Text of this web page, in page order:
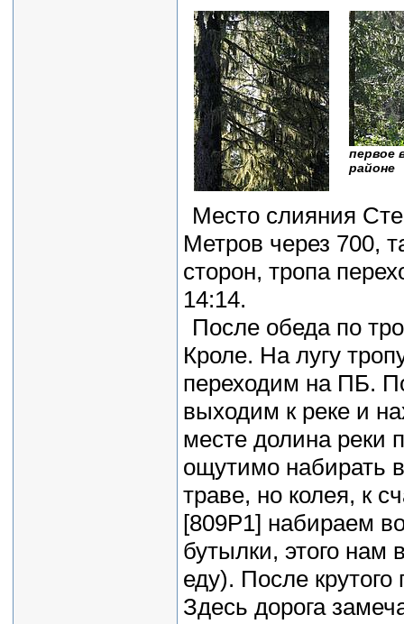
первое
районе
Место слияния
Метров через 700,
сторон, тропа
14:14.
После обеда по
Кроле. На лугу
переходим на ПБ.
выходим к реке и
месте долина реки
ощутимо набирать
траве, но колея, к
[809P1] набираем
бутылки, этого
еду). После
Здесь дорога